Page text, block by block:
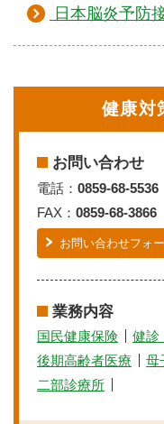
日本脳炎予防
健康対
お問い合わせ
電話： 0859-68-5536
FAX： 0859-68-3866
お問い合わせフォ
業務内容
国民健康保険 健診
後期高齢者医療
母
二部診療所